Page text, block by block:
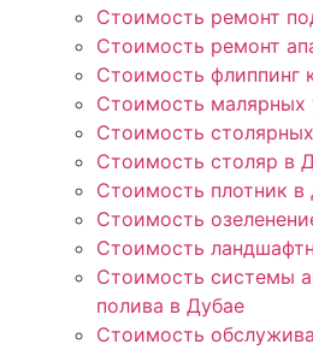
Стоимость ремонт
Стоимость ремонт
Стоимость флиппинг
Стоимость малярных
Стоимость
Стоимость столяр в
Стоимость плотник в
Стоимость
Стоимость
Стоимость системы
полива в Дубае
Стоимость